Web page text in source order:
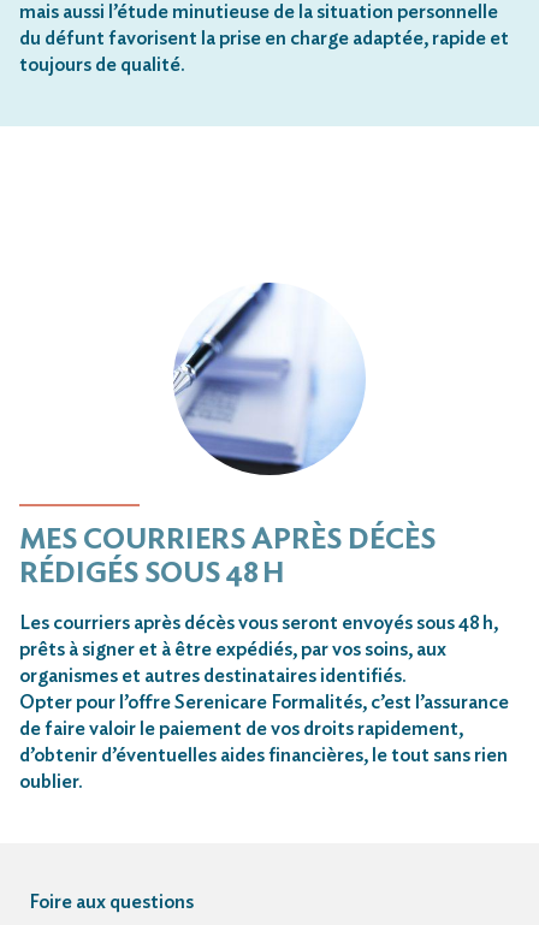
mais aussi l’étude minutieuse de la situation personnelle
du défunt favorisent la prise en charge adaptée, rapide et
toujours de qualité.
MES COURRIERS APRÈS DÉCÈS
RÉDIGÉS SOUS 48 H
Les courriers après décès vous seront envoyés sous 48 h,
prêts à signer et à être expédiés, par vos soins, aux
organismes et autres destinataires identifiés.
Opter pour l’offre Serenicare Formalités, c’est l’assurance
de faire valoir le paiement de vos droits rapidement,
d’obtenir d’éventuelles aides financières, le tout sans rien
oublier.
Foire aux questions